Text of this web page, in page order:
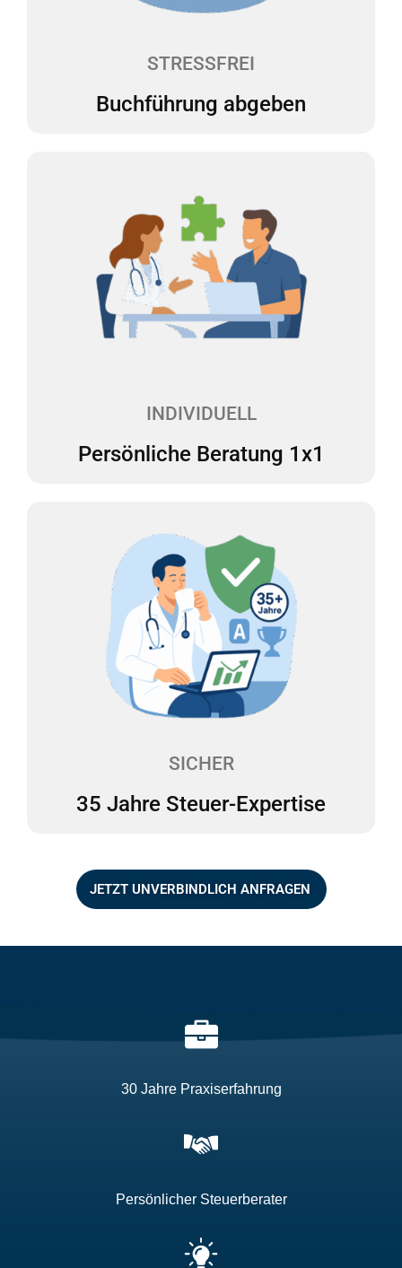
STRESSFREI
Buchführung abgeben
auf einen Blick, wie es um Ihre Finanzen steht. So
INDIVIDUELL
Persönliche Beratung 1x1
Persönliche Beratung 1x1
Sie haben Fragen oder müssen eine wichtige
Entscheidung treffen? Bei uns haben Sie einen
festen Ansprechpartner, der Ihnen mit Rat und Tat
SICHER
35 Jahre Steuer-Expertise
35 Jahre Steuer-Expertise
Vermeiden Sie böse Überraschungen in
Betriebsprüfungen durch professionelle
Unterstützung. Wir sind mit unserem mehrfach
ausgezeichneten Team seit über 35 Jahren als
JETZT UNVERBINDLICH ANFRAGEN
30 Jahre Praxiserfahrung
Persönlicher Steuerberater